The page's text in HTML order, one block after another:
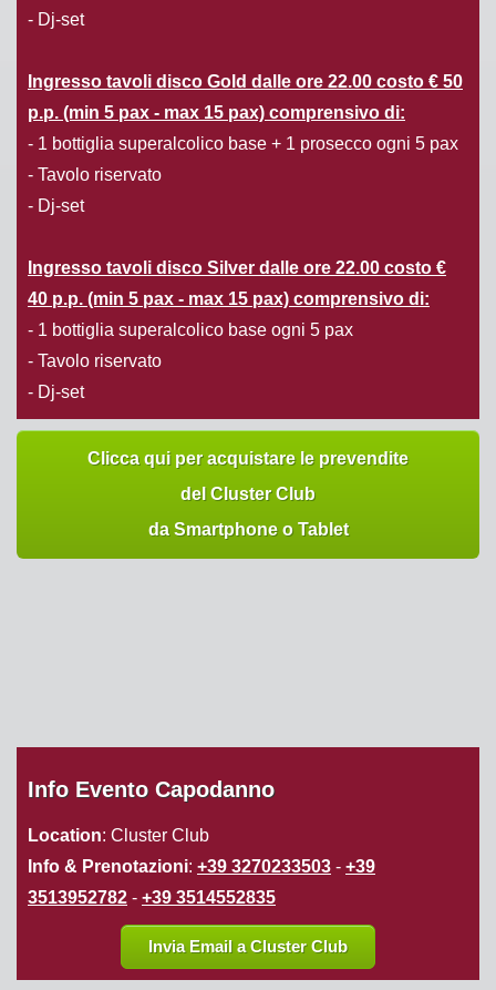
- Dj-set
Ingresso tavoli disco Gold dalle ore 22.00 costo € 50
p.p. (min 5 pax - max 15 pax) comprensivo di:
- 1 bottiglia superalcolico base + 1 prosecco ogni 5 pax
- Tavolo riservato
- Dj-set
Ingresso tavoli disco Silver dalle ore 22.00 costo €
40 p.p. (min 5 pax - max 15 pax) comprensivo di:
- 1 bottiglia superalcolico base ogni 5 pax
- Tavolo riservato
- Dj-set
Clicca qui per acquistare le prevendite
del Cluster Club
da Smartphone o Tablet
Info Evento Capodanno
Location: Cluster Club
Info & Prenotazioni: +39 3270233503 - +39
3513952782 - +39 3514552835
Invia Email a Cluster Club